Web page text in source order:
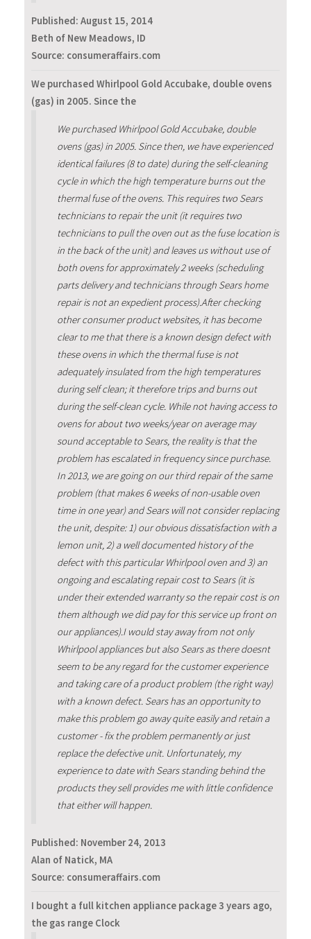
Published: August 15, 2014
Beth of New Meadows, ID
Source: consumeraffairs.com
We purchased Whirlpool Gold Accubake, double ovens
(gas) in 2005. Since the
We purchased Whirlpool Gold Accubake, double
ovens (gas) in 2005. Since then, we have experienced
identical failures (8 to date) during the self-cleaning
cycle in which the high temperature burns out the
thermal fuse of the ovens. This requires two Sears
technicians to repair the unit (it requires two
technicians to pull the oven out as the fuse location is
in the back of the unit) and leaves us without use of
both ovens for approximately 2 weeks (scheduling
parts delivery and technicians through Sears home
repair is not an expedient process).After checking
other consumer product websites, it has become
clear to me that there is a known design defect with
these ovens in which the thermal fuse is not
adequately insulated from the high temperatures
during self clean; it therefore trips and burns out
during the self-clean cycle. While not having access to
ovens for about two weeks/year on average may
sound acceptable to Sears, the reality is that the
problem has escalated in frequency since purchase.
In 2013, we are going on our third repair of the same
problem (that makes 6 weeks of non-usable oven
time in one year) and Sears will not consider replacing
the unit, despite: 1) our obvious dissatisfaction with a
lemon unit, 2) a well documented history of the
defect with this particular Whirlpool oven and 3) an
ongoing and escalating repair cost to Sears (it is
under their extended warranty so the repair cost is on
them although we did pay for this service up front on
our appliances).I would stay away from not only
Whirlpool appliances but also Sears as there doesnt
seem to be any regard for the customer experience
and taking care of a product problem (the right way)
with a known defect. Sears has an opportunity to
make this problem go away quite easily and retain a
customer - fix the problem permanently or just
replace the defective unit. Unfortunately, my
experience to date with Sears standing behind the
products they sell provides me with little confidence
that either will happen.
Published: November 24, 2013
Alan of Natick, MA
Source: consumeraffairs.com
I bought a full kitchen appliance package 3 years ago,
the gas range Clock